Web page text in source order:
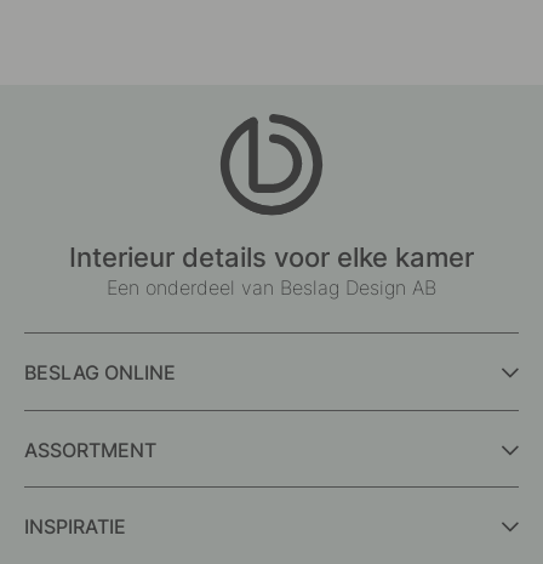
Interieur details voor elke kamer
Een onderdeel van Beslag Design AB
BESLAG ONLINE
ASSORTMENT
INSPIRATIE